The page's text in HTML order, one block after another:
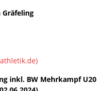
Gräfeling
inkl. BW Mehrkampf U20